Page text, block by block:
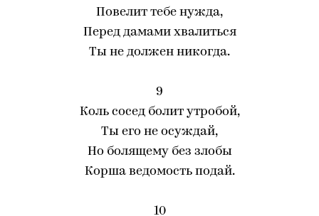
Повелит тебе нужда,
Перед дамами хвалиться
Ты не должен никогда.
9
Коль сосед болит утробой,
Ты его не осуждай,
Но болящему без злобы
Корша ведомость подай.
10